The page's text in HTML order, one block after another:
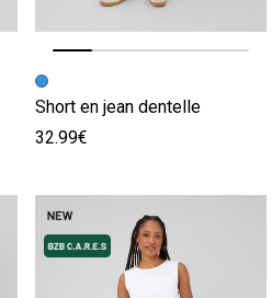
Image précédente
Image suivante
Short en jean dentelle
32.99€